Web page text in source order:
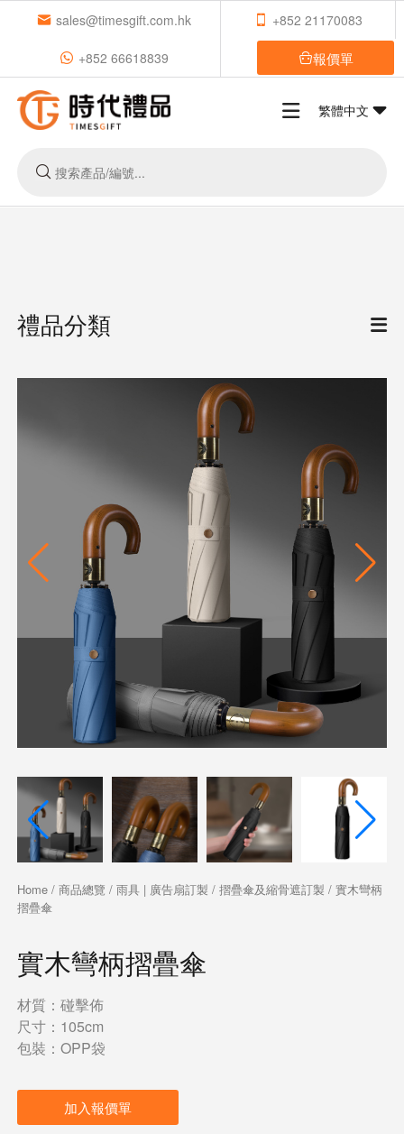
sales@timesgift.com.hk +852 21170083
+852 66618839 報價單
繁體中文
禮品分類
Home/ 商品總覽 / 雨具 | 廣告扇訂製 / 摺疊傘及縮骨遮訂製 / 實木彎柄
摺疊傘
實木彎柄摺疊傘
材質：碰擊佈
尺寸：105cm
包裝：OPP袋
加入報價單